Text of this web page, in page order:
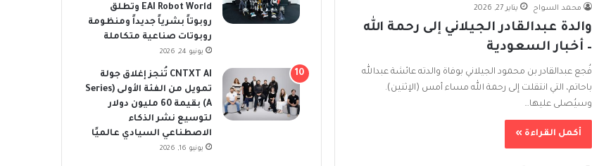
محمد السواح يناير 27, 2026
والدة عبدالقادر الجيلاني إلى رحمة الله
– أخبار السعودية
فُجع عبدالقادر بن محمود الجيلاني بوفاة والدته عائشة عبدالله
باحاتم، التي انتقلت إلى رحمة الله مساء أمس (الإثنين).
وسيُصلى عليها…
أكمل القراءة »
EAI Robot World وتطلق
روبوتاً بشرياً جديداً ومنظومة
روبوتات صناعية متكاملة
يونيو 24, 2026
CNTXT AI تُنجز إغلاق جولة
تمويل من الفئة الأولى (Series
A) بقيمة 60 مليون دولار
لتوسيع نشر الذكاء
الاصطناعي السيادي عالميًا
يونيو 16, 2026